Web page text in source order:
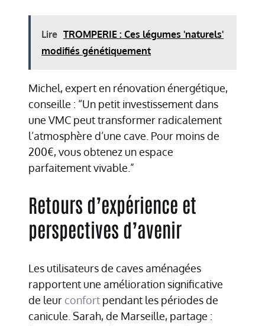
Lire TROMPERIE : Ces légumes 'naturels'
modifiés génétiquement
Michel, expert en rénovation énergétique,
conseille : “Un petit investissement dans
une VMC peut transformer radicalement
l’atmosphère d’une cave. Pour moins de
200€, vous obtenez un espace
parfaitement vivable.”
Retours d’expérience et
perspectives d’avenir
Les utilisateurs de caves aménagées
rapportent une amélioration significative
de leur confort pendant les périodes de
canicule. Sarah, de Marseille, partage :